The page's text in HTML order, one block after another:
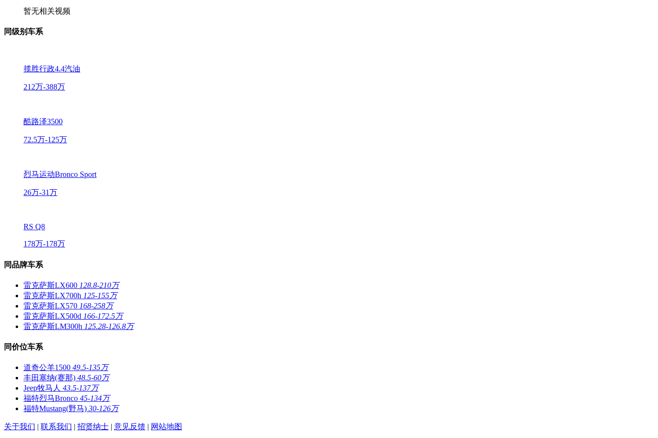
暂无相关视频
同级别车系
揽胜行政4.4汽油
212万-388万
酷路泽3500
72.5万-125万
烈马运动Bronco Sport
26万-31万
RS Q8
178万-178万
同品牌车系
雷克萨斯LX600 128.8-210万
雷克萨斯LX700h 125-155万
雷克萨斯LX570 168-258万
雷克萨斯LX500d 166-172.5万
雷克萨斯LM300h 125.28-126.8万
同价位车系
道奇公羊1500 49.5-135万
丰田塞纳(赛那) 48.5-60万
Jeep牧马人 43.5-137万
福特烈马Bronco 45-134万
福特Mustang(野马) 30-126万
关于我们 联系我们 招贤纳士 意见反馈 网站地图